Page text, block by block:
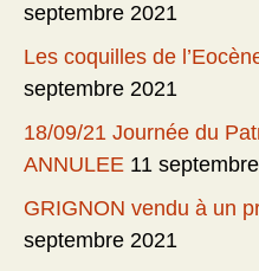
septembre 2021
Les coquilles de
septembre 2021
18/09/21 Journée du
ANNULEE 11
GRIGNON vendu à un
septembre 2021